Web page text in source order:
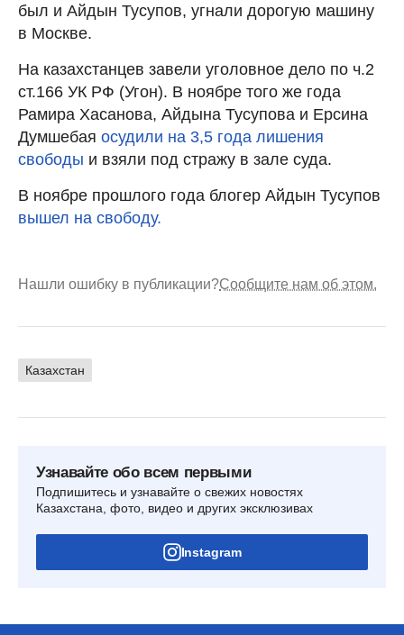
был и Айдын Тусупов, угнали дорогую машину
в Москве.
На казахстанцев завели уголовное дело по ч.2
ст.166 УК РФ (Угон). В ноябре того же года
Рамира Хасанова, Айдына Тусупова и Ерсина
Думшебая осудили на 3,5 года лишения
свободы и взяли под стражу в зале суда.
В ноябре прошлого года блогер Айдын Тусупов
вышел на свободу.
Нашли ошибку в публикации?Сообщите нам об этом.
Казахстан
Узнавайте обо всем первыми
Подпишитесь и узнавайте о свежих новостях
Казахстана, фото, видео и других эксклюзивах
Instagram